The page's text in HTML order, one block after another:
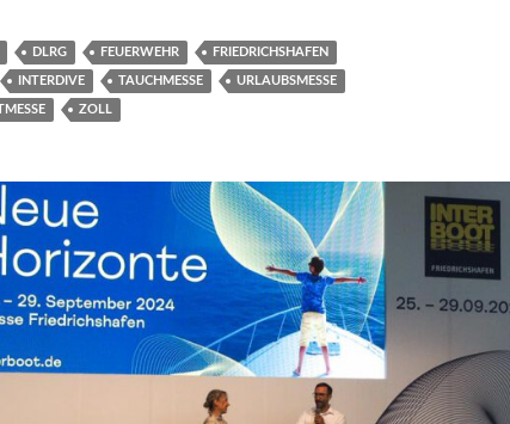
DLRG FEUERWEHR FRIEDRICHSHAFEN
INTERDIVE TAUCHMESSE URLAUBSMESSE
ZOLL